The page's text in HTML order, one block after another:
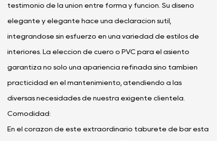
testimonio de la unión entre forma y función. Su diseño
elegante y elegante hace una declaración sutil,
integrándose sin esfuerzo en una variedad de estilos de
interiores. La elección de cuero o PVC para el asiento
garantiza no sólo una apariencia refinada sino también
practicidad en el mantenimiento, atendiendo a las
diversas necesidades de nuestra exigente clientela.
Comodidad:
En el corazón de este extraordinario taburete de bar está